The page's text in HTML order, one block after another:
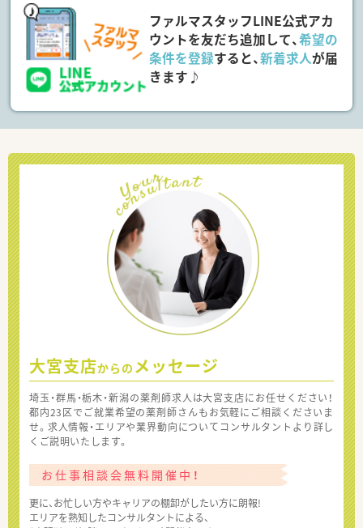
ファルマスタッフLINE公式アカ
ウントを友だち追加して、希望の
条件を登録すると、新着求人が届
きます♪
大宮支店からの メッセージ
埼玉・群馬・栃木・新潟の薬剤師求人は大宮支店にお任せください！
都内23区でご就業希望の薬剤師さんもお気軽にご相談くださいま
せ。求人情報・エリアや業界動向についてコンサルタントより詳し
くご説明いたします。
お仕事相談会無料開催中！
更に、お忙しい方やキャリアの棚卸がしたい方に朗報!
エリアを熟知したコンサルタントによる、